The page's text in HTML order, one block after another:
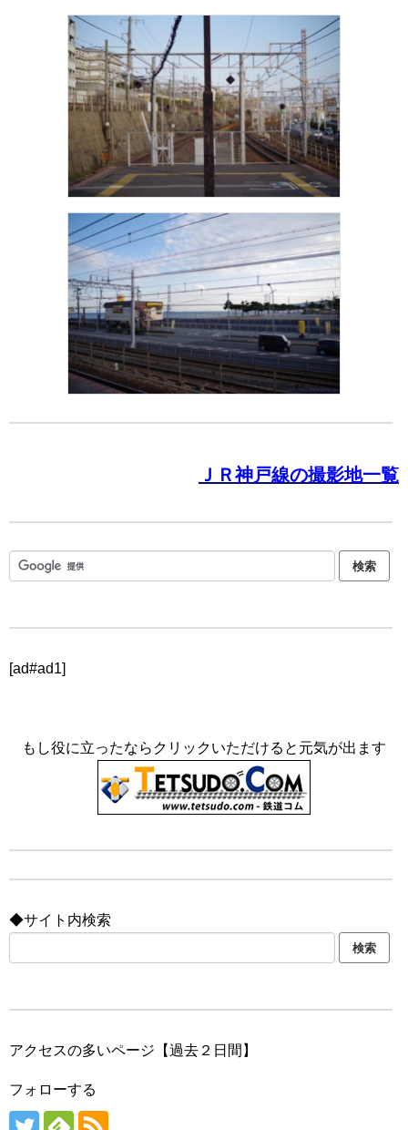
ＪＲ神戸線の撮影地一覧
[ad#ad1]
もし役に立ったならクリックいただけると元気が出ます
◆サイト内検索
アクセスの多いページ【過去２日間】
フォローする